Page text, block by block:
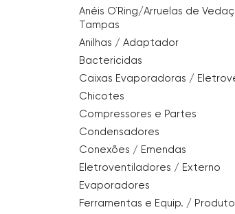
Anéis O`Ring/Arruelas de
Tampas
Anilhas / Adaptador
Bactericidas
Caixas Evaporadoras /
Chicotes
Compressores e Partes
Condensadores
Conexões / Emendas
Eletroventiladores / Externo
Evaporadores
Ferramentas e Equip. /